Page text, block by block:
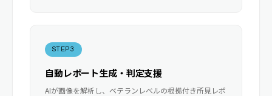
STEP 3
自動レポート生成・判定支援
AIが画像を解析し、ベテランレベルの根拠付き所見レポ